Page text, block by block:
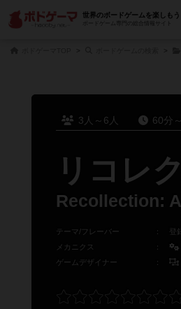
世界のボードゲームを楽しもう
ボードゲーム専門の総合情報サイト
3人～6人 60分
リコレ
Recollection:
テーマ/フレーバー ：
登
メカニクス
：
ゲームデザイナー
：